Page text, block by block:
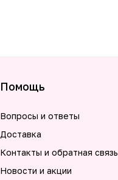
Помощь
Вопросы и ответы
Доставка
Контакты и обратная связь
Новости и акции